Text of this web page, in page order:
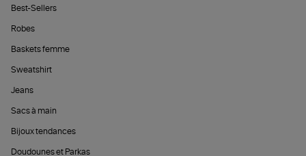
Best-Sellers
Robes
Baskets femme
Sweatshirt
Jeans
Sacs à main
Bijoux tendances
Doudounes et Parkas